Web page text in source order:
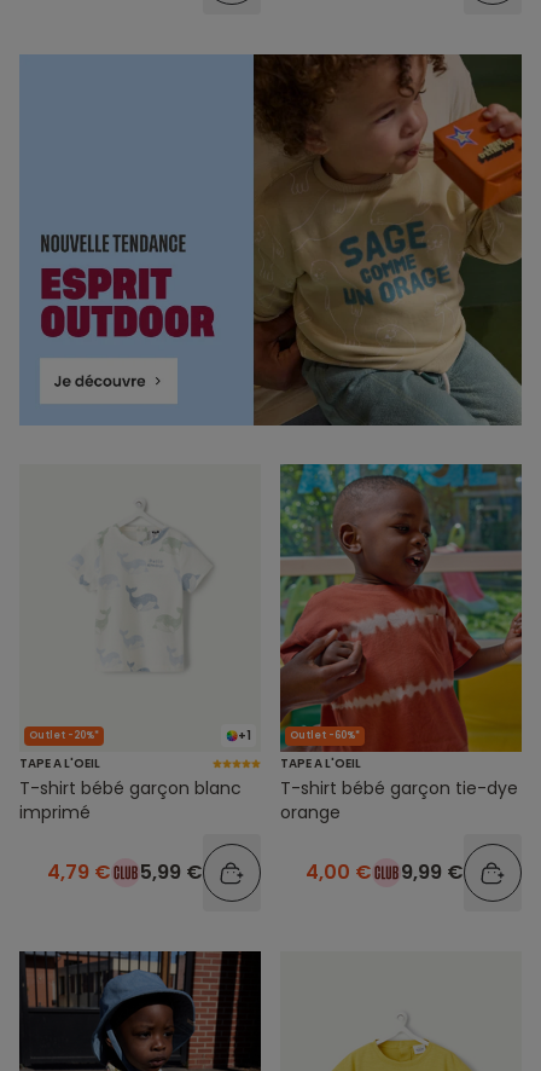
+1
Outlet -20%*
TAPE A L'OEIL
T-shirt bébé garçon blanc
imprimé
4,79 € 5,99 €
Outlet -60%*
TAPE A L'OEIL
T-shirt bébé garçon tie-dye
orange
4,00 € 9,99 €